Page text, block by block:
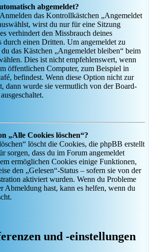
abgemeldet?
das Kontrollkästchen „Angemeldet
wirst du nur für eine Sitzung
verhindert den Missbrauch deines
durch einen Dritten. Um angemeldet zu
das Kästchen „Angemeldet bleiben“ beim
Dies ist nicht empfehlenswert, wenn
öffentlichen Computer, zum Beispiel in
befindest. Wenn diese Option nicht zur
dann wurde sie vermutlich von der Board-
„Alle Cookies löschen“?
löscht die Cookies, die phpBB erstellt
sorgen, dass du im Forum angemeldet
ermöglichen Cookies einige Funktionen,
den „Gelesen“-Status – sofern sie von der
aktiviert wurden. Wenn du Probleme
Abmeldung hast, kann es helfen, wenn du
und -einstellungen